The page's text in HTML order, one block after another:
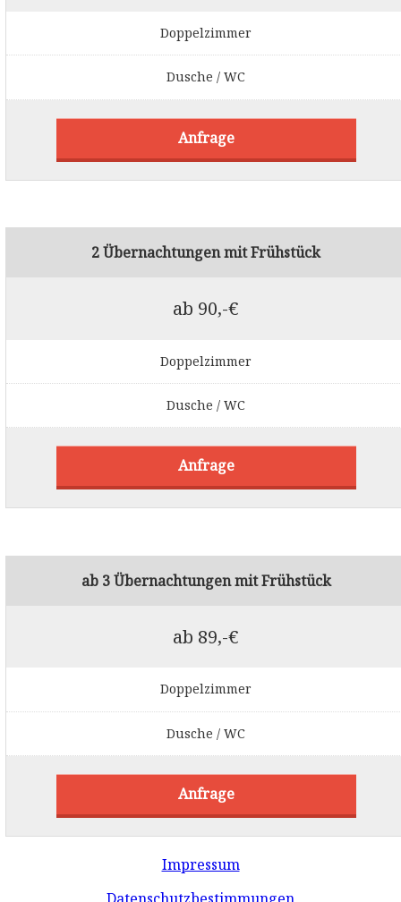
Doppelzimmer
Dusche / WC
Anfrage
2 Übernachtungen mit Frühstück
ab 90,-€
Doppelzimmer
Dusche / WC
Anfrage
ab 3 Übernachtungen mit Frühstück
ab 89,-€
Doppelzimmer
Dusche / WC
Anfrage
Impressum